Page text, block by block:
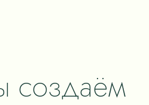
создаём